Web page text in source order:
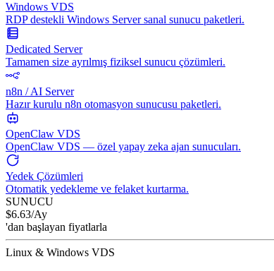
Windows VDS
RDP destekli Windows Server sanal sunucu paketleri.
Dedicated Server
Tamamen size ayrılmış fiziksel sunucu çözümleri.
n8n / AI Server
Hazır kurulu n8n otomasyon sunucusu paketleri.
OpenClaw VDS
OpenClaw VDS — özel yapay zeka ajan sunucuları.
Yedek Çözümleri
Otomatik yedekleme ve felaket kurtarma.
SUNUCU
$6.63/Ay
'dan başlayan fiyatlarla
Linux & Windows VDS